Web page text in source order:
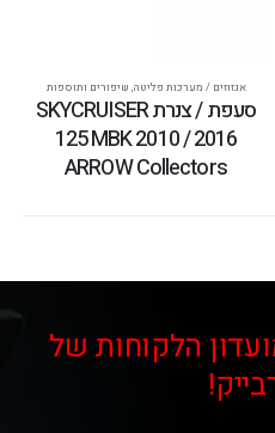
אגזוזים / מערכות פליטה, שיפורים ותוספות
סעפת / צנרת SKYCRUISER
125 MBK 2010 / 2016
ARROW Collectors
הלקוחות של